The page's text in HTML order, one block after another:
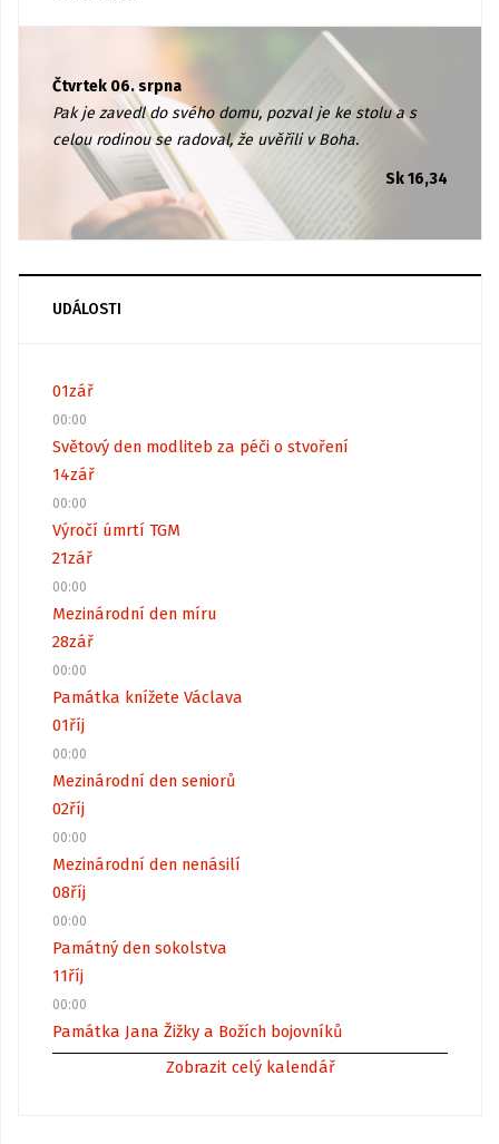
Čtvrtek 06. srpna
Pak je zavedl do svého domu, pozval je ke stolu a s
celou rodinou se radoval, že uvěřili v Boha.
Sk 16,34
UDÁLOSTI
01zář
00:00
Světový den modliteb za péči o stvoření
14zář
00:00
Výročí úmrtí TGM
21zář
00:00
Mezinárodní den míru
28zář
00:00
Památka knížete Václava
01říj
00:00
Mezinárodní den seniorů
02říj
00:00
Mezinárodní den nenásilí
08říj
00:00
Památný den sokolstva
11říj
00:00
Památka Jana Žižky a Božích bojovníků
Zobrazit celý kalendář